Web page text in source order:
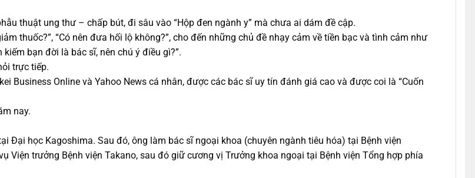
thuật ung thư – chấp bút, đi sâu vào “Hộp đen ngành y” mà chưa ai dám đề cập.
thuốc?”, “Có nên đưa hối lộ không?”, cho đến những chủ đề nhạy cảm về tiền bạc và tình cảm như
bạn đời là bác sĩ, nên chú ý điều gì?”.
trực tiếp.
Business Online và Yahoo News cá nhân, được các bác sĩ uy tín đánh giá cao và được coi là “Cuốn
nay.
Đại học Kagoshima. Sau đó, ông làm bác sĩ ngoại khoa (chuyên ngành tiêu hóa) tại Bệnh viện
Viện trưởng Bệnh viện Takano, sau đó giữ cương vị Trưởng khoa ngoại tại Bệnh viện Tổng hợp phía